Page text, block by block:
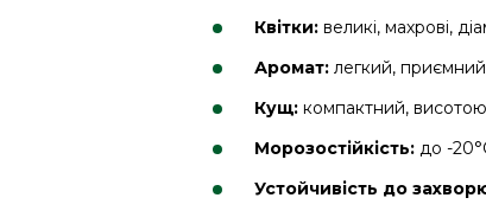
Квітки: великі, махрові,
Аромат: легкий, приємний
Кущ: компактний,
Морозостійкість: до -
Устойчивість до